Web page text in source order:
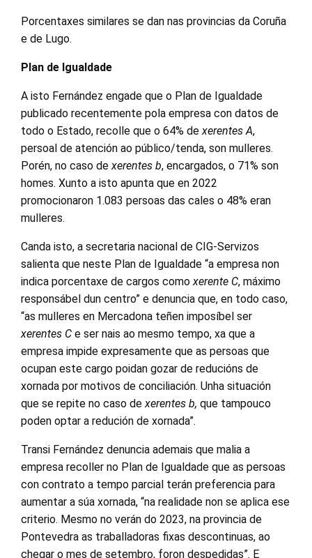
Porcentaxes similares se dan nas provincias da Coruña
e de Lugo.
Plan de Igualdade
A isto Fernández engade que o Plan de Igualdade
publicado recentemente pola empresa con datos de
todo o Estado, recolle que o 64% dexerentes A,
persoal de atención ao público/tenda, son mulleres.
Porén, no caso dexerentes b, encargados, o 71% son
homes. Xunto a isto apunta que en 2022
promocionaron 1.083 persoas das cales o 48% eran
mulleres.
Canda isto, a secretaria nacional de CIG-Servizos
salienta que neste Plan de Igualdade “a empresa non
indica porcentaxe de cargos comoxerente C, máximo
responsábel dun centro” e denuncia que, en todo caso,
“as mulleres en Mercadona teñen imposíbel ser
xerentes C e ser nais ao mesmo tempo, xa que a
empresa impide expresamente que as persoas que
ocupan este cargo poidan gozar de reducións de
xornada por motivos de conciliación. Unha situación
que se repite no caso dexerentes b, que tampouco
poden optar a redución de xornada”.
Transi Fernández denuncia ademais que malia a
empresa recoller no Plan de Igualdade que as persoas
con contrato a tempo parcial terán preferencia para
aumentar a súa xornada, “na realidade non se aplica ese
criterio. Mesmo no verán do 2023, na provincia de
Pontevedra as traballadoras fixas descontinuas, ao
chegar o mes de setembro, foron despedidas”. E